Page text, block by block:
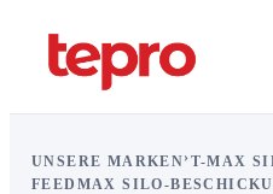
UNSERE MARKEN›T-MAX
FEEDMAX SILO-